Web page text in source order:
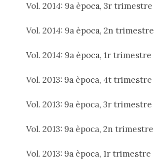
Vol. 2014: 9a època, 3r trimestre
Vol. 2014: 9a època, 2n trimestre
Vol. 2014: 9a època, 1r trimestre
Vol. 2013: 9a època, 4t trimestre
Vol. 2013: 9a època, 3r trimestre
Vol. 2013: 9a època, 2n trimestre
Vol. 2013: 9a època, 1r trimestre